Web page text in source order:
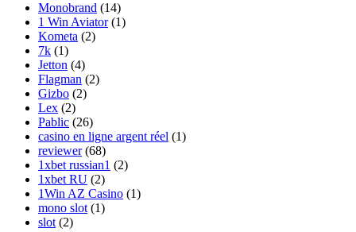
Monobrand (14)
1 Win Aviator(1)
Kometa (2)
7k (1)
Jetton (4)
Flagman (2)
Gizbo (2)
Lex (2)
Pablic (26)
casino en ligne argent réel (1)
reviewer(68)
1xbet russian1 (2)
1xbet RU (2)
1Win AZ Casino (1)
mono slot (1)
slot (2)